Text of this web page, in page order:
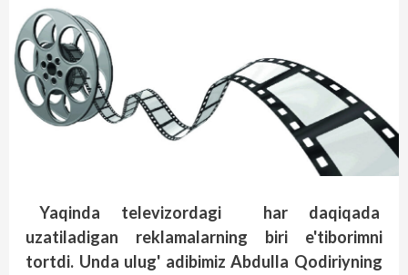
Yaqinda televizordagi har daqiqada
uzatiladigan reklamalarning biri e'tiborimni
tortdi. Unda ulug' adibimiz Abdulla Qodiriyning